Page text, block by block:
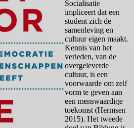
Socialisatie
impliceert dat een
student zich de
samenleving en
cultuur eigen maakt.
Kennis van het
verleden, van de
overgeleverde
cultuur, is een
voorwaarde om zelf
vorm te geven aan
een menswaardige
toekomst (Hermsen
2015). Het tweede